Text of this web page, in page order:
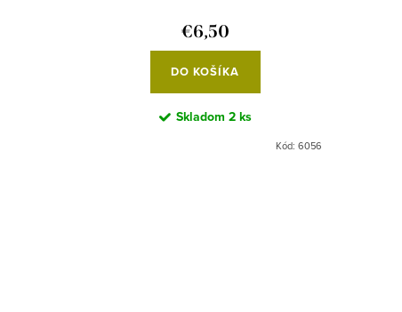
€6,50
DO KOŠÍKA
Skladom 2 ks
Kód: 6056